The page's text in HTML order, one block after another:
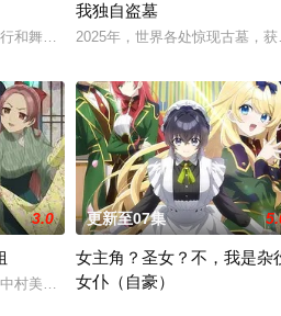
日本的大部分国土，人们不得不在海上
和舞会等在原作中广受欢迎的篇章，细腻
我独自盗墓
2025年，世界各处惊现古墓，
3.0
美冶，原本与母亲两人过着虽清贫却幸
更新至07集
女主角？圣女？不，我是杂
女仆（自豪）